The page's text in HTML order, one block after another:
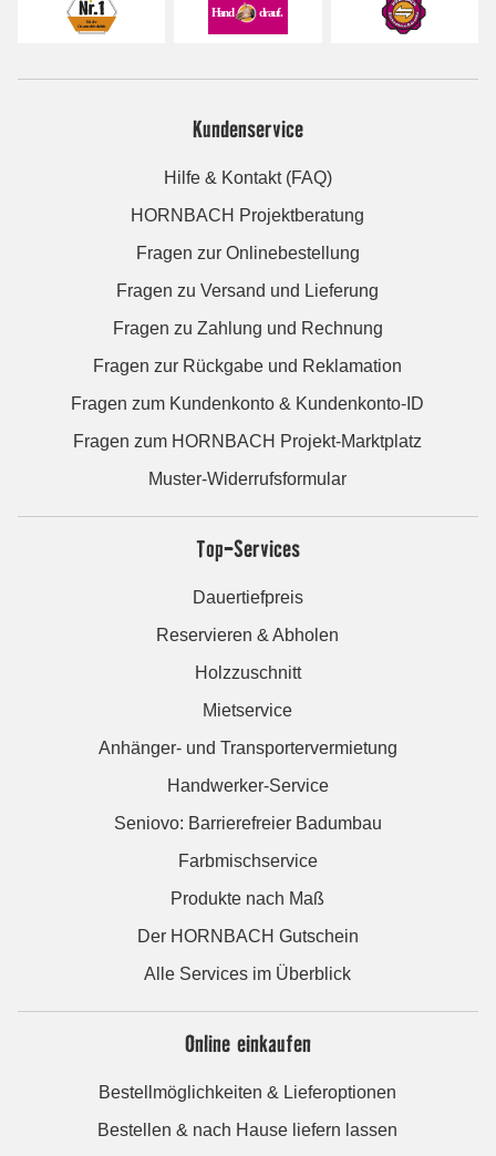
Kundenservice
Hilfe & Kontakt (FAQ)
HORNBACH Projektberatung
Fragen zur Onlinebestellung
Fragen zu Versand und Lieferung
Fragen zu Zahlung und Rechnung
Fragen zur Rückgabe und Reklamation
Fragen zum Kundenkonto & Kundenkonto-ID
Fragen zum HORNBACH Projekt-Marktplatz
Muster-Widerrufsformular
Top-Services
Dauertiefpreis
Reservieren & Abholen
Holzzuschnitt
Mietservice
Anhänger- und Transportervermietung
Handwerker-Service
Seniovo: Barrierefreier Badumbau
Farbmischservice
Produkte nach Maß
Der HORNBACH Gutschein
Alle Services im Überblick
Online einkaufen
Bestellmöglichkeiten & Lieferoptionen
Bestellen & nach Hause liefern lassen